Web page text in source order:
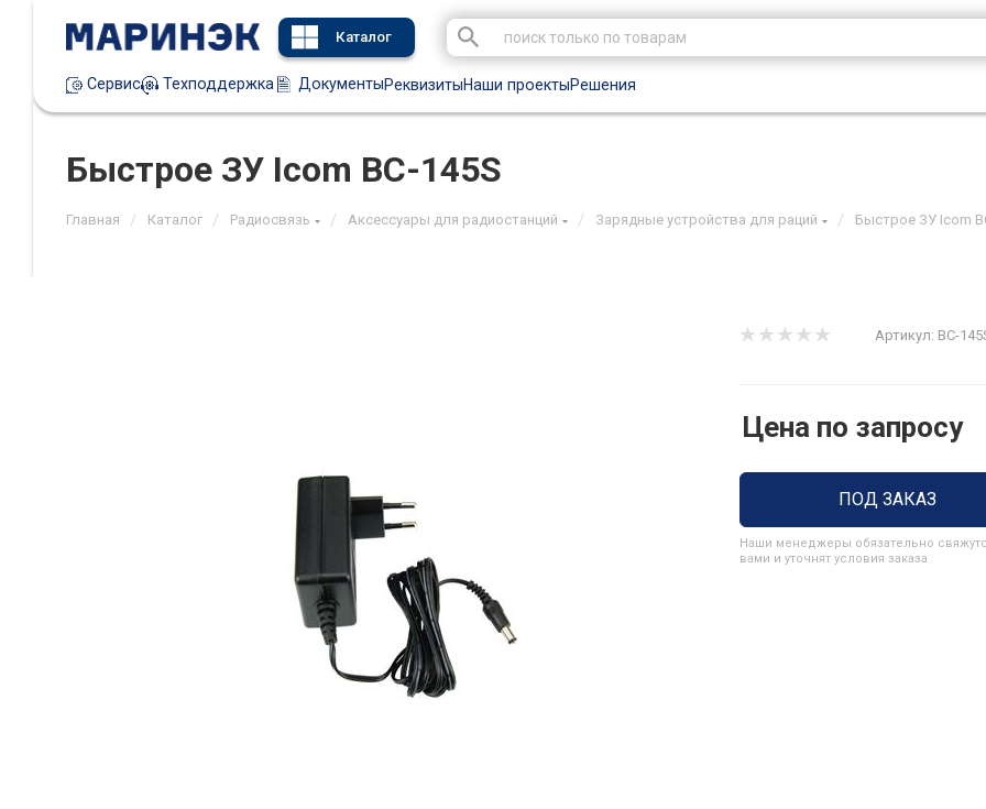
Каталог
Сервис Техподдержка ДокументыРеквизитыНаши проектыРешения
Быстрое ЗУ Icom BC-145S
Главная / Каталог / Радиосвязь / Аксессуары для радиостанций / Зарядные устройства для раций / Быстрое ЗУ Icom
Артикул: BC-
Цена по запросу
ПОД ЗАКАЗ
Наши менеджеры обязательно
вами и уточнят условия заказа